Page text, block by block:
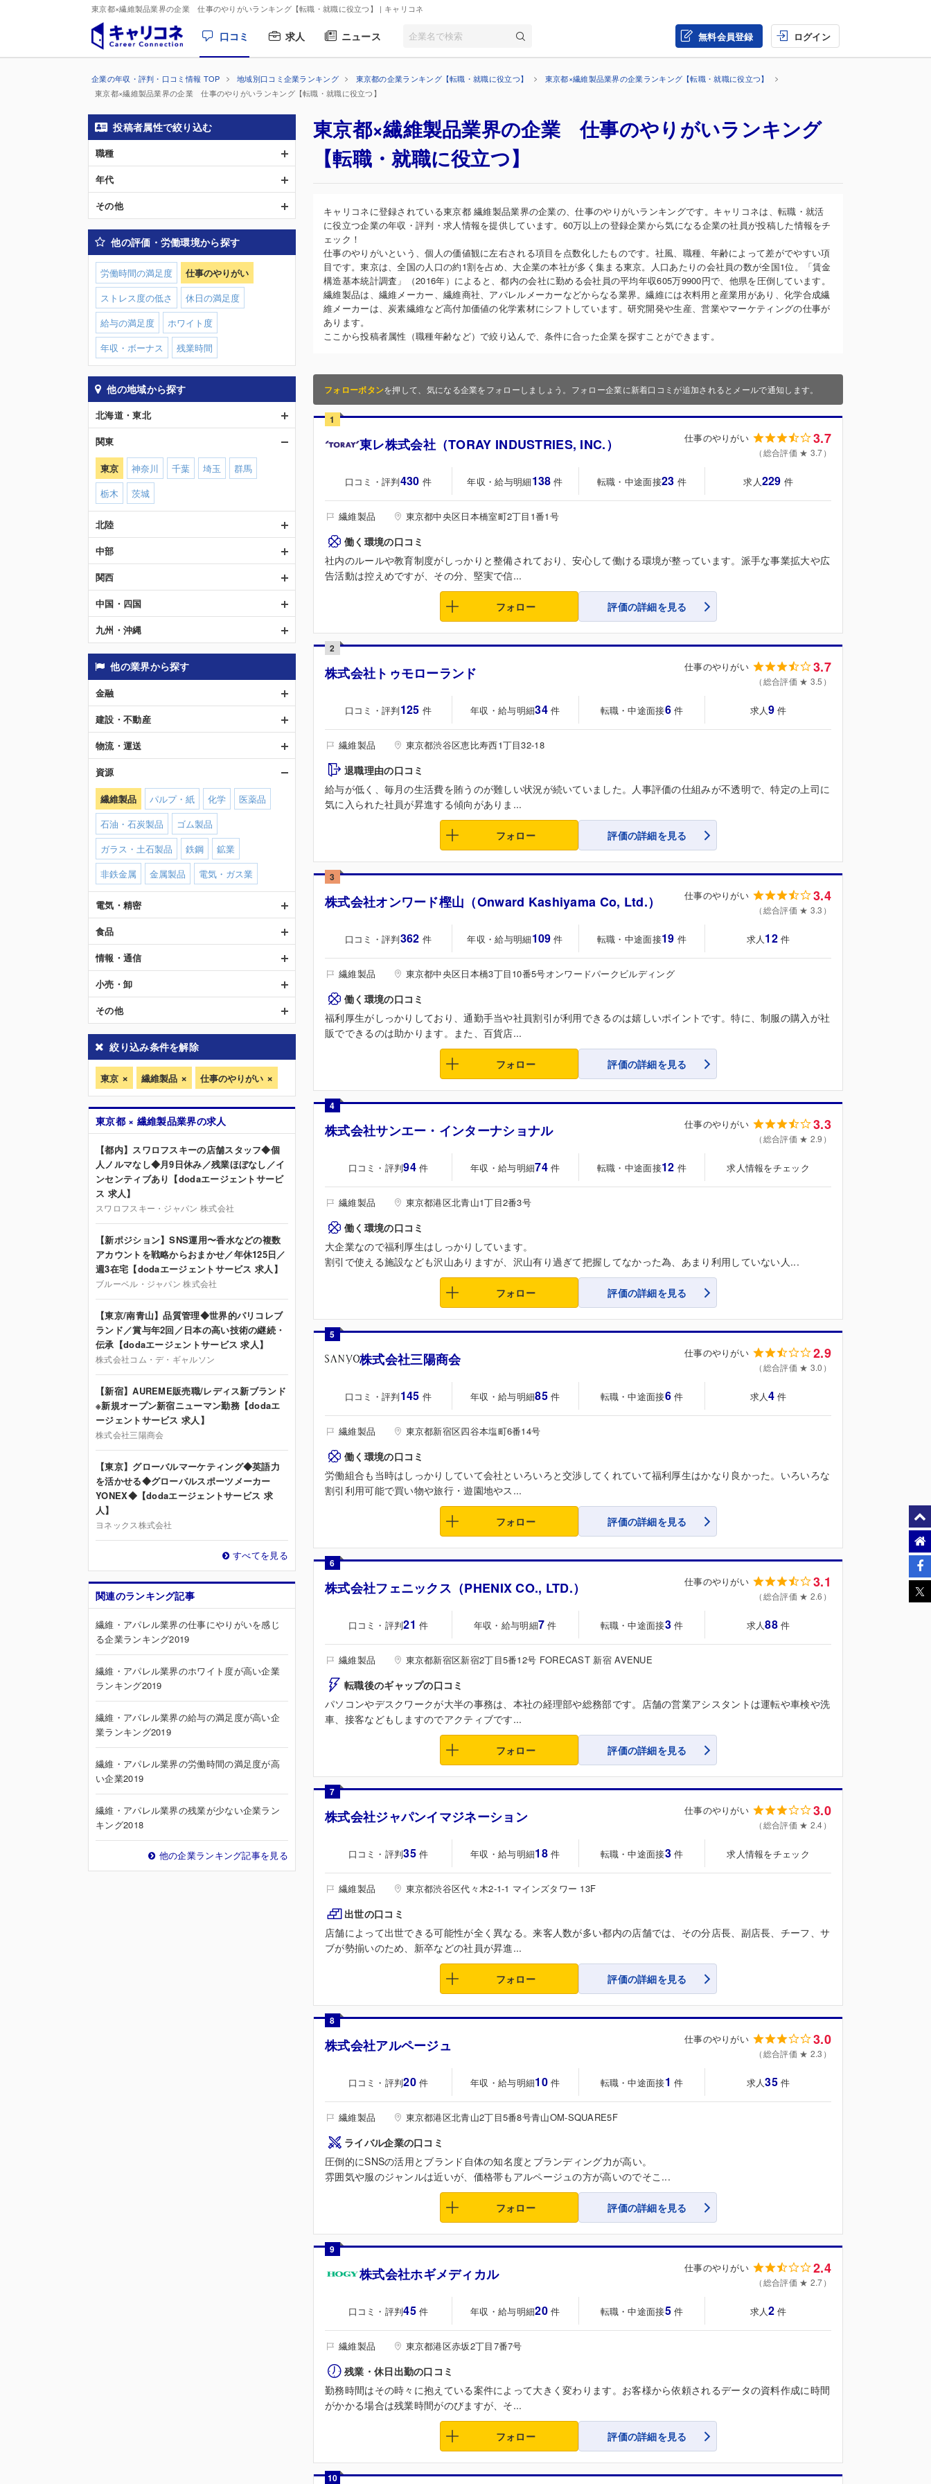
東京都×繊維製品業界の企業 仕事のやりがいランキング【転職・就職に役立つ】 | キャリコネ
口コミ 求人 ニュース 無料会員登録 ログイン
企業の年収・評判・口コミ情報 TOP 地域別口コミ企業ランキング 東京都の企業ランキング【転職・就職に役立つ】
東京都×繊維製品業界の企業ランキング【転職・就職に役立つ】
東京都×繊維製品業界の企業 仕事のやりがいランキング【転職・就職に役立つ】
東京都×繊維製品業界の企業 仕事のやりがいランキング
【転職・就職に役立つ】
キャリコネに登録されている東京都 繊維製品業界の企業の、仕事のやりがいランキングです。キャリコネは、転職・就活
に役立つ企業の年収・評判・求人情報を提供しています。60万以上の登録企業から気になる企業の社員が投稿した情報をチ
ェック！
仕事のやりがいという、個人の価値観に左右される項目を点数化したものです。社風、職種、年齢によって差がでやすい項
目です。東京は、全国の人口の約1割を占め、大企業の本社が多く集まる東京。人口あたりの会社員の数が全国1位。「賃金
構造基本統計調査」（2016年）によると、都内の会社に勤める会社員の平均年収605万9900円で、他県を圧倒しています。
繊維製品は、繊維メーカー、繊維商社、アパレルメーカーなどからなる業界。繊維には衣料用と産業用があり、化学合成繊
維メーカーは、炭素繊維など高付加価値の化学素材にシフトしています。研究開発や生産、営業やマーケティングの仕事が
あります。
ここから投稿者属性（職種年齢など）で絞り込んで、条件に合った企業を探すことができます。
フォローボタンを押して、気になる企業をフォローしましょう。フォロー企業に新着口コミが追加されるとメールで通知します。
1
東レ株式会社（TORAY INDUSTRIES, INC.） 仕事のやりがい 3.7
（総合評価 ★ 3.7）
口コミ・評判430 件 年収・給与明細138 件 転職・中途面接23 件 求人229 件
繊維製品 東京都中央区日本橋室町2丁目1番1号
働く環境の口コミ
社内のルールや教育制度がしっかりと整備されており、安心して働ける環境が整っています。派手な事業拡大や広
告活動は控えめですが、その分、堅実で信...
フォロー 評価の詳細を見る
2
株式会社トゥモローランド 仕事のやりがい 3.7
（総合評価 ★ 3.5）
口コミ・評判125 件 年収・給与明細34 件 転職・中途面接6 件 求人9 件
繊維製品 東京都渋谷区恵比寿西1丁目32-18
退職理由の口コミ
給与が低く、毎月の生活費を賄うのが難しい状況が続いていました。人事評価の仕組みが不透明で、特定の上司に
気に入られた社員が昇進する傾向がありま...
フォロー 評価の詳細を見る
3
株式会社オンワード樫山（Onward Kashiyama Co, Ltd.） 仕事のやりがい 3.4
（総合評価 ★ 3.3）
口コミ・評判362 件 年収・給与明細109 件 転職・中途面接19 件 求人 12 件
繊維製品 東京都中央区日本橋3丁目10番5号オンワードパークビルディング
働く環境の口コミ
福利厚生がしっかりしており、通勤手当や社員割引が利用できるのは嬉しいポイントです。特に、制服の購入が社
販でできるのは助かります。また、百貨店...
フォロー 評価の詳細を見る
4
株式会社サンエー・インターナショナル 仕事のやりがい 3.3
（総合評価 ★ 2.9）
口コミ・評判94 件 年収・給与明細74 件 転職・中途面接12 件 求人情報をチェック
繊維製品 東京都港区北青山1丁目2番3号
働く環境の口コミ
大企業なので福利厚生はしっかりしています。
割引で使える施設なども沢山ありますが、沢山有り過ぎて把握してなかった為、あまり利用していない人...
フォロー 評価の詳細を見る
5
株式会社三陽商会 仕事のやりがい 2.9
（総合評価 ★ 3.0）
口コミ・評判145 件 年収・給与明細85 件 転職・中途面接6 件 求人4 件
繊維製品 東京都新宿区四谷本塩町6番14号
働く環境の口コミ
労働組合も当時はしっかりしていて会社といろいろと交渉してくれていて福利厚生はかなり良かった。いろいろな
割引利用可能で買い物や旅行・遊園地やス...
フォロー 評価の詳細を見る
6
株式会社フェニックス（PHENIX CO., LTD.） 仕事のやりがい 3.1
（総合評価 ★ 2.6）
口コミ・評判21 件 年収・給与明細7 件 転職・中途面接3 件 求人88 件
繊維製品 東京都新宿区新宿2丁目5番12号 FORECAST 新宿 AVENUE
転職後のギャップの口コミ
パソコンやデスクワークが大半の事務は、本社の経理部や総務部です。店舗の営業アシスタントは運転や車検や洗
車、接客などもしますのでアクティブです...
フォロー 評価の詳細を見る
7
株式会社ジャパンイマジネーション 仕事のやりがい 3.0
（総合評価 ★ 2.4）
口コミ・評判35 件 年収・給与明細18 件 転職・中途面接3 件 求人情報をチェック
繊維製品 東京都渋谷区代々木2-1-1 マインズタワー 13F
出世の口コミ
店舗によって出世できる可能性が全く異なる。来客人数が多い都内の店舗では、その分店長、副店長、チーフ、サ
ブが勢揃いのため、新卒などの社員が昇進...
フォロー 評価の詳細を見る
8
株式会社アルページュ 仕事のやりがい 3.0
（総合評価 ★ 2.3）
口コミ・評判20 件 年収・給与明細10 件 転職・中途面接1 件 求人35 件
繊維製品 東京都港区北青山2丁目5番8号青山OM-SQUARE5F
ライバル企業の口コミ
圧倒的にSNSの活用とブランド自体の知名度とブランディング力が高い。
雰囲気や服のジャンルは近いが、価格帯もアルページュの方が高いのでそこ...
フォロー 評価の詳細を見る
9
株式会社ホギメディカル 仕事のやりがい 2.4
（総合評価 ★ 2.7）
口コミ・評判45 件 年収・給与明細20 件 転職・中途面接5 件 求人2 件
繊維製品 東京都港区赤坂2丁目7番7号
残業・休日出勤の口コミ
勤務時間はその時々に抱えている案件によって大きく変わります。お客様から依頼されるデータの資料作成に時間
がかかる場合は残業時間がのびますが、そ...
フォロー 評価の詳細を見る
10
投稿者属性で絞り込む
職種
年代
その他
他の評価・労働環境から探す
労働時間の満足度
仕事のやりがい
ストレス度の低さ
休日の満足度
給与の満足度
ホワイト度
年収・ボーナス
残業時間
他の地域から探す
北海道・東北
関東
東京 神奈川 千葉 埼玉
群馬
栃木
茨城
北陸
中部
関西
中国・四国
九州・沖縄
他の業界から探す
金融
建設・不動産
物流・運送
資源
繊維製品 パルプ・紙 化学
医薬品
石油・石炭製品
ゴム製品
ガラス・土石製品
鉄鋼
鉱業
非鉄金属
金属製品 電気・ガス業
電気・精密
食品
情報・通信
小売・卸
その他
絞り込み条件を解除
東京 繊維製品 仕事のやりがい
東京都 × 繊維製品業界の求人
【都内】スワロフスキーの店舗スタッフ◆個
人ノルマなし◆月9日休み／残業ほぼなし／イ
ンセンティブあり【dodaエージェントサービ
ス 求人】
スワロフスキー・ジャパン 株式会社
【新ポジション】SNS運用〜香水などの複数
アカウントを戦略からおまかせ／年休125日／
週3在宅【dodaエージェントサービス 求人】
ブルーベル・ジャパン 株式会社
【東京/南青山】品質管理◆世界的パリコレブ
ランド／賞与年2回／日本の高い技術の継続・
伝承【dodaエージェントサービス 求人】
株式会社コム・デ・ギャルソン
【新宿】AUREME販売職/レディス新ブランド
※新規オープン新宿ニューマン勤務【dodaエ
ージェントサービス 求人】
株式会社三陽商会
【東京】グローバルマーケティング◆英語力
を活かせる◆グローバルスポーツメーカー
YONEX◆【dodaエージェントサービス 求
人】
ヨネックス株式会社
すべてを見る
関連のランキング記事
繊維・アパレル業界の仕事にやりがいを感じ
る企業ランキング2019
繊維・アパレル業界のホワイト度が高い企業
ランキング2019
繊維・アパレル業界の給与の満足度が高い企
業ランキング2019
繊維・アパレル業界の労働時間の満足度が高
い企業2019
繊維・アパレル業界の残業が少ない企業ラン
キング2018
他の企業ランキング記事を見る